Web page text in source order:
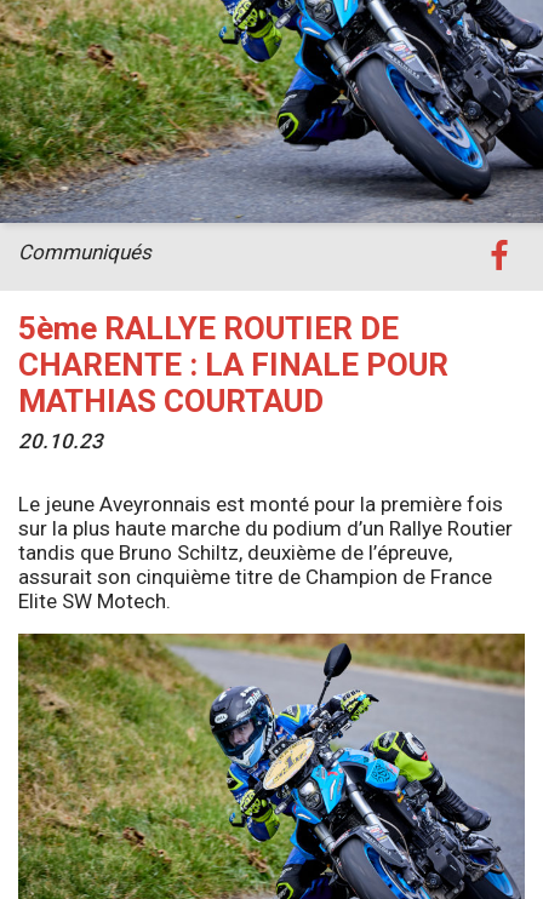
5ème RALLYE ROUTIER DE
CHARENTE : LA FINALE POUR
MATHIAS COURTAUD
20.10.23
Communiqués
Le jeune Aveyronnais est monté pour la première fois
sur la plus haute marche du podium d’un Rallye Routier
tandis que Bruno Schiltz, deuxième de l’épreuve,
assurait son cinquième titre de Champion de France
Elite SW Motech.